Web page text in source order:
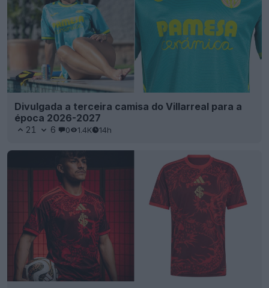
Divulgada a terceira camisa do Villarreal para a
época 2026-2027
21 6 0 1.4K 14h